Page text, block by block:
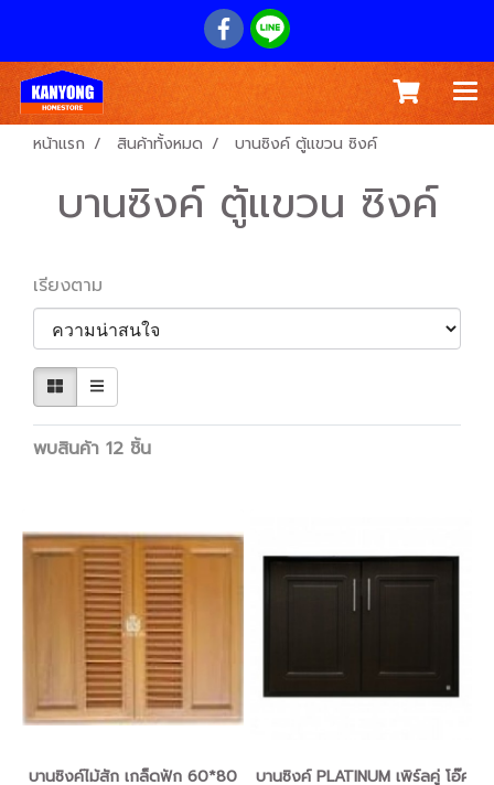
หน้าแรก สินค้าทั้งหมด บานซิงค์ ตู้แขวน ซิงค์
บานซิงค์ ตู้แขวน ซิงค์
เรียงตาม
พบสินค้า 12 ชิ้น
บานซิงค์ไม้สัก เกล็ดฟัก 60*80
บานซิงค์ PLATINUM เพิร์ลคู่ โอ๊คดำ